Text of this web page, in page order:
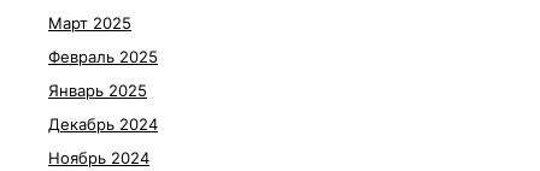
Март 2025
Февраль 2025
Январь 2025
Декабрь 2024
Ноябрь 2024